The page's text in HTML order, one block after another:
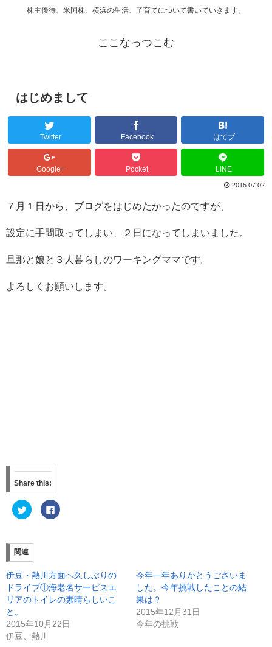
株主優待、米国株、横浜の生活、子育てについて書いていきます。
ここなっつこむ
はじめまして
Twitter Facebook はてブ
Google+ Pocket LINE
2015.07.02
７月１日から、ブログをはじめたかったのですが、
設定に手間取ってしまい、２日になってしまいました。
旦那と娘と３人暮らしのワーキングママです。
よろしくお願いします。
Share this:
ク
リ
て
T
w
t
e
r
で
(
新
し
F
a
共
有
す
る
に
リ
関連
伊豆・熱川方面へ久しぶりの
ドライブ①海老名サービスエ
リアのトイレの素晴らしいこ
と。
2015年10月22日
伊豆、熱川
今年一年ありがとうございま
した。今年挑戦したことの結
果は？
2015年12月31日
今年の挑戦